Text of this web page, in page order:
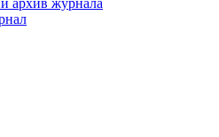
архив журнала